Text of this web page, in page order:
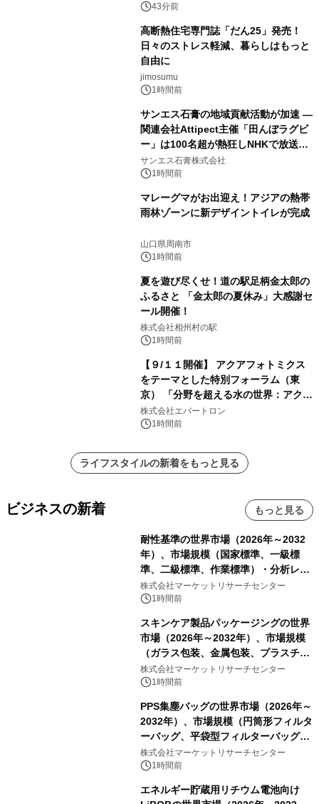
43分前
高断熱住宅専門誌「だん25」発売！
日々のストレス軽減、暮らしはもっと
自由に
jimosumu
1時間前
サンエス石膏の地域貢献活動が加速 ―
関連会社Attipect主催「田んぼラグビ
ー」は100名超が熱狂しNHKで放送さ
れました。
サンエス石膏株式会社
1時間前
マレーグマがお出迎え！アジアの熱帯
雨林ゾーンに新デザイントイレが完成
山口県周南市
1時間前
夏を遊び尽くせ！道の駅足柄金太郎の
ふるさと 「金太郎の夏休み」大感謝セ
ール開催！
株式会社相州村の駅
1時間前
【９/１１開催】 アクアフォトミクス
をテーマとした特別フォーラム（東
京） 「分野を超える水の世界：アクア
フォトミクスが切り拓く新しい科学の
地平」を開催
株式会社エバートロン
1時間前
ライフスタイルの新着をもっと見る
ビジネスの新着 もっと見る
耐性基準の世界市場（2026年～2032
年）、市場規模（国家標準、一級標
準、二級標準、作業標準）・分析レポ
ートを発表
株式会社マーケットリサーチセンター
1時間前
スキンケア製品パッケージングの世界
市場（2026年～2032年）、市場規模
（ガラス包装、金属包装、プラスチッ
ク包装、その他）・分析レポートを発
表
株式会社マーケットリサーチセンター
1時間前
PPS集塵バッグの世界市場（2026年～
2032年）、市場規模（円筒形フィルタ
ーバッグ、平袋型フィルターバッグ、
プリーツフィルターバッグ、その
他）・分析レポートを発表
株式会社マーケットリサーチセンター
1時間前
エネルギー貯蔵用リチウム電池向け